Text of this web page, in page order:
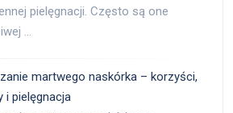
pielęgnacji. Często są one
…
martwego naskórka – korzyści,
i pielęgnacja